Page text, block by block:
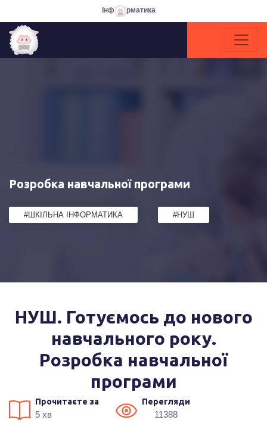
Інф рматика
Розробка навчальної програми
#ШКІЛЬНА ІНФОРМАТИКА #НУШ
НУШ. Готуємось до нового
навчального року.
Розробка навчальної
програми
Прочитаєте за
5 хв
Перегляди
11388